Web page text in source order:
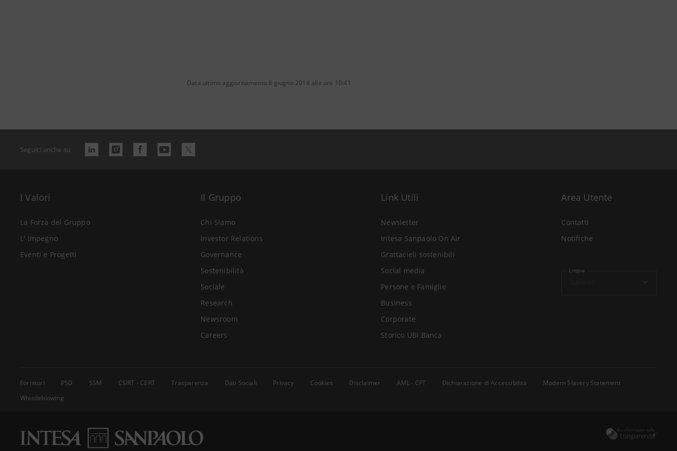
Data ultimo aggiornamento 8 giugno 2018 alle ore 10:41
Seguici anche su
I Valori
La Forza del Gruppo
L' Impegno
Eventi e Progetti
Il Gruppo
Chi Siamo
Investor Relations
Governance
Sostenibilità
Sociale
Research
Newsroom
Careers
Link Utili
Newsletter
Intesa Sanpaolo On Air
Grattacieli sostenibili
Social media
Persone e Famiglie
Business
Corporate
Storico UBI Banca
Area Utente
Contatti
Notifiche
Lingua
Fornitori PSD SSM CSIRT - CERT Trasparenza Dati Sociali Privacy Cookies Disclaimer AML - CFT Dichiarazione di Accessibilità
Modern Slavery Statement
Whistleblowing